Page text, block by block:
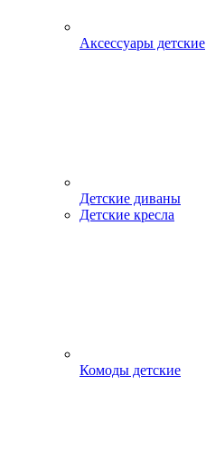
Аксессуары детские
Детские диваны
Детские кресла
Комоды детские